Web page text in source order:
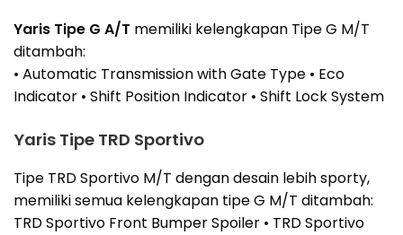
Yaris Tipe G A/T memiliki kelengkapan Tipe G M/T
ditambah:
• Automatic Transmission with Gate Type • Eco
Indicator • Shift Position Indicator • Shift Lock System
Yaris Tipe TRD Sportivo
Tipe TRD Sportivo M/T dengan desain lebih sporty,
memiliki semua kelengkapan tipe G M/T ditambah:
TRD Sportivo Front Bumper Spoiler • TRD Sportivo